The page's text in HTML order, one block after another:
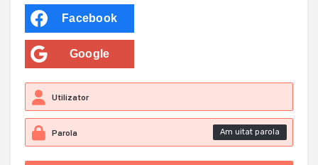
Facebook
Google
Am uitat parola